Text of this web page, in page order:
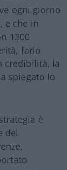
ogni giorno
e che in
1300
farlo
credibilità, la
spiegato lo
è
del